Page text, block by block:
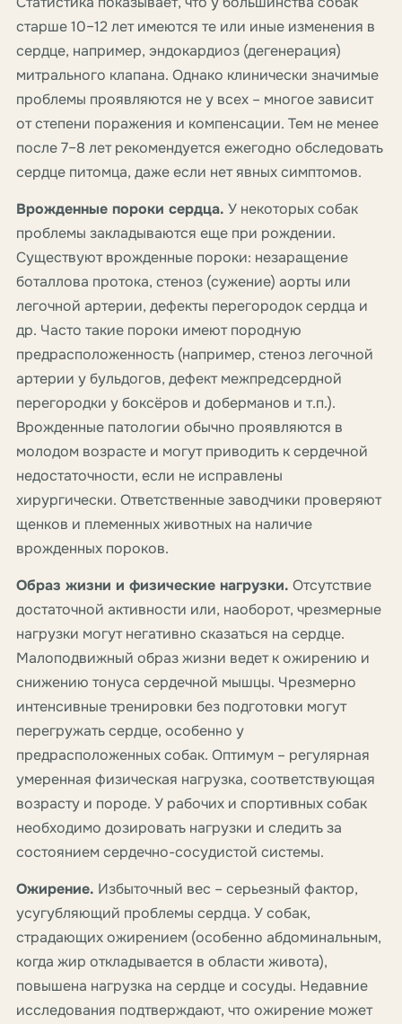
старше 10–12 лет имеются те или иные изменения в
сердце, например, эндокардиоз (дегенерация)
митрального клапана. Однако клинически значимые
проблемы проявляются не у всех – многое зависит
от степени поражения и компенсации. Тем не менее
после 7–8 лет рекомендуется ежегодно обследовать
сердце питомца, даже если нет явных симптомов.
Врожденные пороки сердца. У некоторых собак
проблемы закладываются еще при рождении.
Существуют врожденные пороки: незаращение
боталлова протока, стеноз (сужение) аорты или
легочной артерии, дефекты перегородок сердца и
др. Часто такие пороки имеют породную
предрасположенность (например, стеноз легочной
артерии у бульдогов, дефект межпредсердной
перегородки у боксёров и доберманов и т.п.).
Врожденные патологии обычно проявляются в
молодом возрасте и могут приводить к сердечной
недостаточности, если не исправлены
хирургически. Ответственные заводчики проверяют
щенков и племенных животных на наличие
врожденных пороков.
Образ жизни и физические нагрузки. Отсутствие
достаточной активности или, наоборот, чрезмерные
нагрузки могут негативно сказаться на сердце.
Малоподвижный образ жизни ведет к ожирению и
снижению тонуса сердечной мышцы. Чрезмерно
интенсивные тренировки без подготовки могут
перегружать сердце, особенно у
предрасположенных собак. Оптимум – регулярная
умеренная физическая нагрузка, соответствующая
возрасту и породе. У рабочих и спортивных собак
необходимо дозировать нагрузки и следить за
состоянием сердечно-сосудистой системы.
Ожирение. Избыточный вес – серьезный фактор,
усугубляющий проблемы сердца. У собак,
страдающих ожирением (особенно абдоминальным,
когда жир откладывается в области живота),
повышена нагрузка на сердце и сосуды. Недавние
исследования подтверждают, что ожирение может